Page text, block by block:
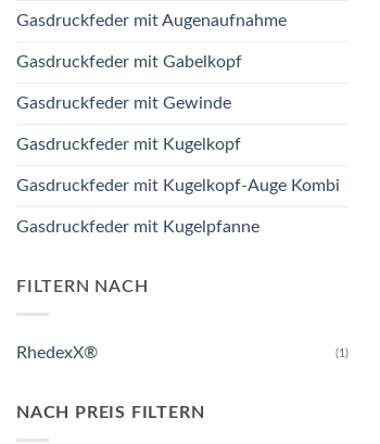
Gasdruckfeder mit Augenaufnahme
Gasdruckfeder mit Gabelkopf
Gasdruckfeder mit Gewinde
Gasdruckfeder mit Kugelkopf
Gasdruckfeder mit Kugelkopf-Auge Kombi
Gasdruckfeder mit Kugelpfanne
FILTERN NACH
RhedexX® (1)
NACH PREIS FILTERN